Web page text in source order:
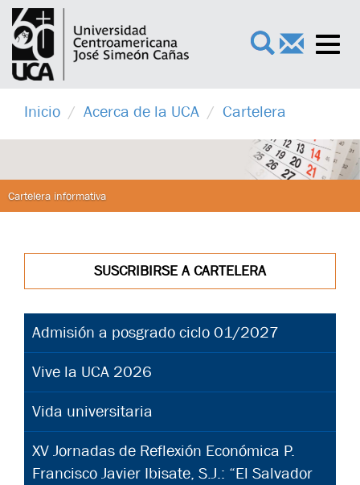
×
Inicio Acerca de la UCA Cartelera
Cartelera informativa
SUSCRIBIRSE A CARTELERA
Admisión a posgrado ciclo 01/2027
Vive la UCA 2026
Vida universitaria
XV Jornadas de Reflexión Económica P.
Francisco Javier Ibisate, S.J.: “El Salvador